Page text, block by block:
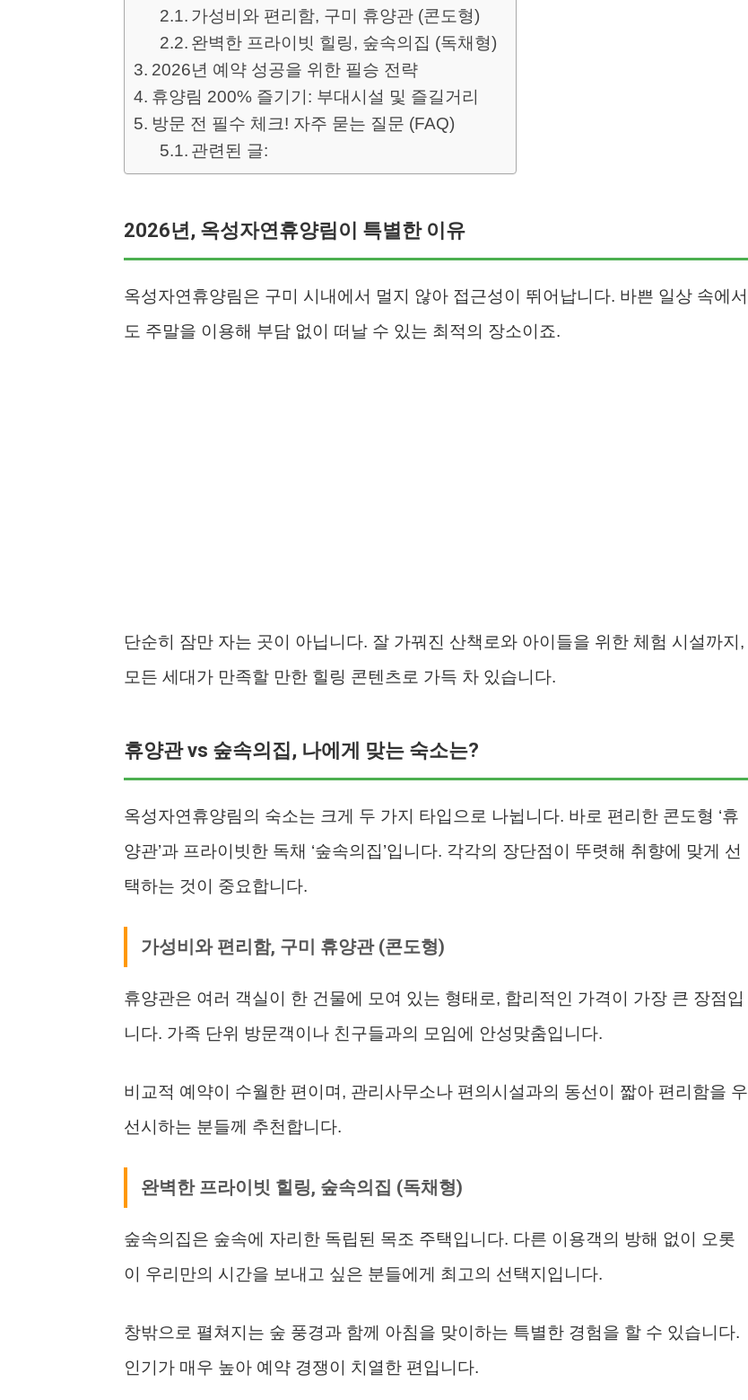
가성비와 편리함, 구미 휴양관 (콘도형)
완벽한 프라이빗 힐링, 숲속의집 (독채형)
2026년 예약 성공을 위한 필승 전략
휴양림 200% 즐기기: 부대시설 및 즐길거리
방문 전 필수 체크! 자주 묻는 질문 (FAQ)
관련된 글:
2026년, 옥성자연휴양림이 특별한 이유
옥성자연휴양림은 구미 시내에서 멀지 않아 접근성이 뛰어납니다. 바쁜 일상 속에서
도 주말을 이용해 부담 없이 떠날 수 있는 최적의 장소이죠.
단순히 잠만 자는 곳이 아닙니다. 잘 가꿔진 산책로와 아이들을 위한 체험 시설까지,
모든 세대가 만족할 만한 힐링 콘텐츠로 가득 차 있습니다.
휴양관 vs 숲속의집, 나에게 맞는 숙소는?
옥성자연휴양림의 숙소는 크게 두 가지 타입으로 나뉩니다. 바로 편리한 콘도형 ‘휴
양관’과 프라이빗한 독채 ‘숲속의집’입니다. 각각의 장단점이 뚜렷해 취향에 맞게 선
택하는 것이 중요합니다.
가성비와 편리함, 구미 휴양관 (콘도형)
휴양관은 여러 객실이 한 건물에 모여 있는 형태로, 합리적인 가격이 가장 큰 장점입
니다. 가족 단위 방문객이나 친구들과의 모임에 안성맞춤입니다.
비교적 예약이 수월한 편이며, 관리사무소나 편의시설과의 동선이 짧아 편리함을 우
선시하는 분들께 추천합니다.
완벽한 프라이빗 힐링, 숲속의집 (독채형)
숲속의집은 숲속에 자리한 독립된 목조 주택입니다. 다른 이용객의 방해 없이 오롯
이 우리만의 시간을 보내고 싶은 분들에게 최고의 선택지입니다.
창밖으로 펼쳐지는 숲 풍경과 함께 아침을 맞이하는 특별한 경험을 할 수 있습니다.
인기가 매우 높아 예약 경쟁이 치열한 편입니다.